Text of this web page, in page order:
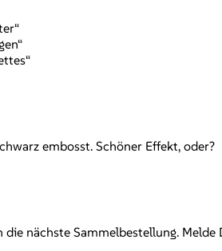
embosst. Schöner Effekt, oder?
die nächste Sammelbestellung.